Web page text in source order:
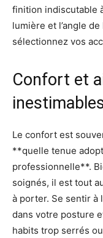
finition indiscutable
lumière et l’angle
sélectionnez vos
Confort et
Le confort est
**quelle tenue
professionnelle**.
soignés, il est tout
à porter. Se sentir à
dans votre posture
habits trop serrés